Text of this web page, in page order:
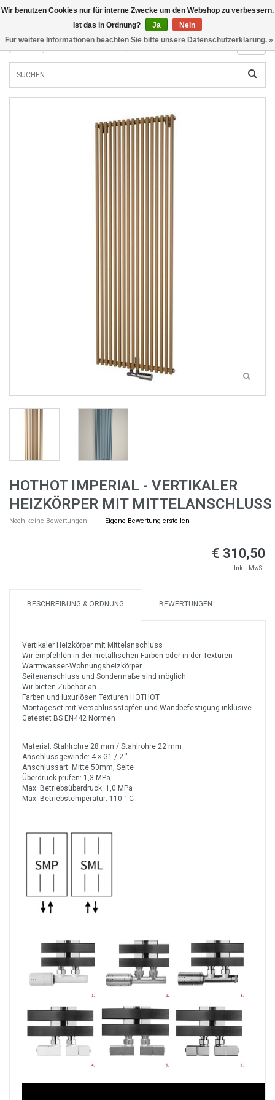
INFO@RADIATORS.SHOP
MENU
HOTHOT IMPERIAL - VERTIKALER
HEIZKÖRPER MIT MITTELANSCHLUSS
Noch keine Bewertungen Eigene Bewertung erstellen
€ 310,50
Inkl. MwSt.
BESCHREIBUNG & ORDNUNG BEWERTUNGEN
Vertikaler Heizkörper mit Mittelanschluss
Wir empfehlen in der metallischen Farben oder in der Texturen
Warmwasser-Wohnungsheizkörper
Seitenanschluss und Sondermaße sind möglich
Wir bieten Zubehör an
Farben und luxuriösen Texturen HOTHOT
Montageset mit Verschlussstopfen und Wandbefestigung inklusive
Getestet BS EN442 Normen
Material: Stahlrohre 28 mm / Stahlrohre 22 mm
Anschlussgewinde: 4 × G1 / 2 "
Anschlussart: Mitte 50mm, Seite
Überdruck prüfen: 1,3 MPa
Max. Betriebsüberdruck: 1,0 MPa
Max. Betriebstemperatur: 110 ° C
Wir benutzen Cookies nur für interne Zwecke um den Webshop zu verbessern.
Ist das in Ordnung?
Ja
Nein
Für weitere Informationen beachten Sie bitte unsere Datenschutzerklärung. »